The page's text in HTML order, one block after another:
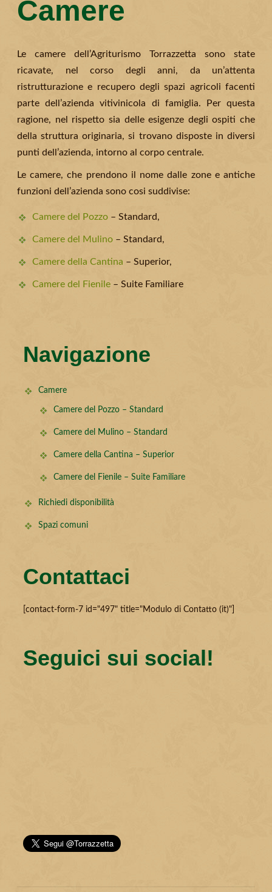
Camere
Le camere dell’Agriturismo Torrazzetta sono state
ricavate, nel corso degli anni, da un’attenta
ristrutturazione e recupero degli spazi agricoli facenti
parte dell’azienda vitivinicola di famiglia. Per questa
ragione, nel rispetto sia delle esigenze degli ospiti che
della struttura originaria, si trovano disposte in diversi
punti dell’azienda, intorno al corpo centrale.
Le camere, che prendono il nome dalle zone e antiche
funzioni dell’azienda sono cosi suddivise:
Camere del Pozzo – Standard,
Camere del Mulino – Standard,
Camere della Cantina – Superior,
Camere del Fienile – Suite Familiare
Navigazione
Camere
Camere del Pozzo – Standard
Camere del Mulino – Standard
Camere della Cantina – Superior
Camere del Fienile – Suite Familiare
Richiedi disponibilità
Spazi comuni
Contattaci
[contact-form-7 id="497" title="Modulo di Contatto (it)"]
Seguici sui social!